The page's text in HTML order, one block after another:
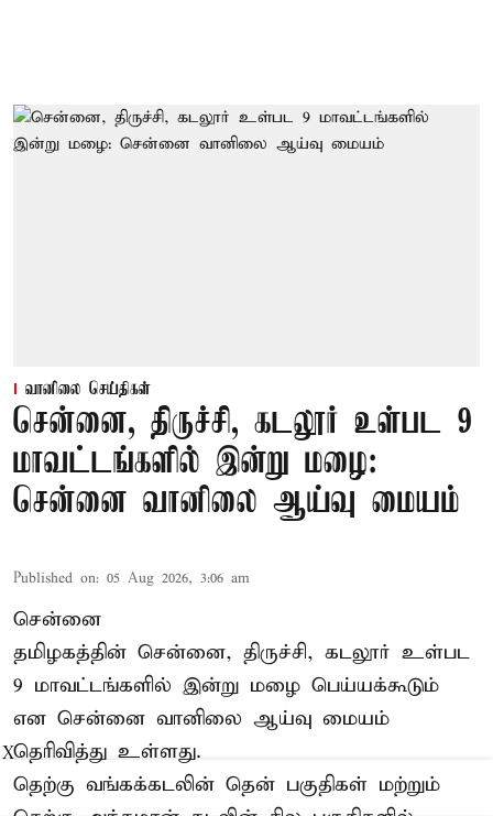
வானிலை செய்திகள்
சென்னை, திருச்சி, கடலூர் உள்பட 9
மாவட்டங்களில் இன்று மழை:
சென்னை வானிலை ஆய்வு மையம்
Published on: 05 Aug 2026, 3:06 am
சென்னை
தமிழகத்தின் சென்னை, திருச்சி, கடலூர் உள்பட
9 மாவட்டங்களில் இன்று மழை பெய்யக்கூடும்
என சென்னை வானிலை ஆய்வு மையம்
தெரிவித்து உள்ளது.
தெற்கு வங்கக்கடலின் தென் பகுதிகள் மற்றும்
X